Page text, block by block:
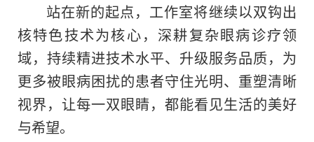
站在新的起点，工作室将继续以双钩出
核特色技术为核心，深耕复杂眼病诊疗领
域，持续精进技术水平、升级服务品质，为
更多被眼病困扰的患者守住光明、重塑清晰
视界，让每一双眼睛，都能看见生活的美好
与希望。